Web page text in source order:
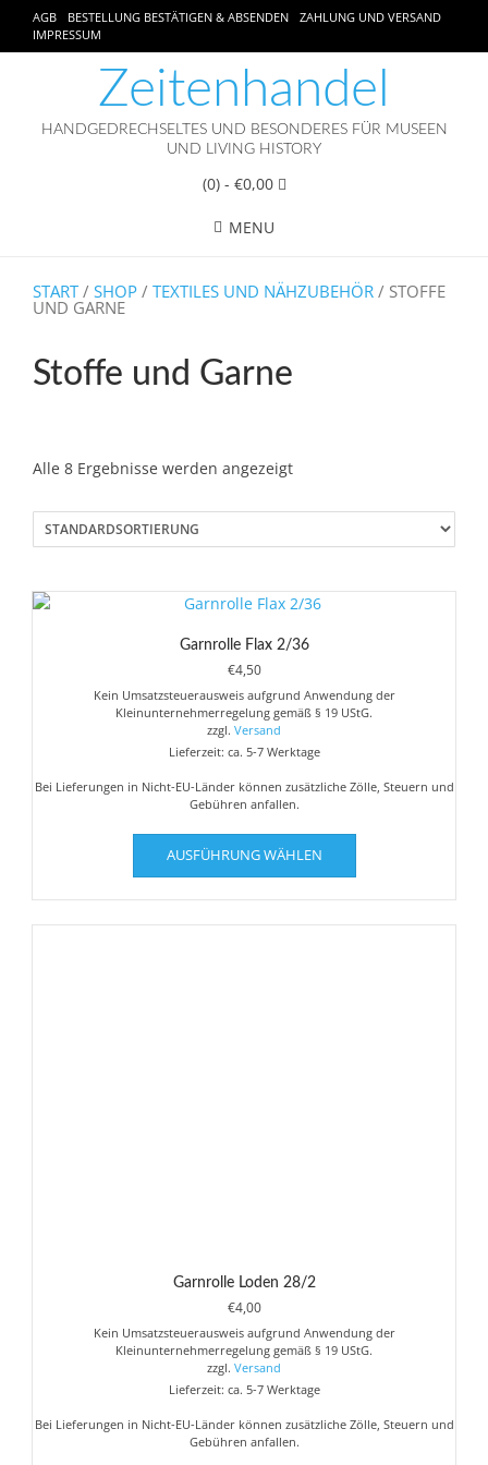
AGB BESTELLUNG BESTÄTIGEN & ABSENDEN
ZAHLUNG UND VERSAND
IMPRESSUM
Zeitenhandel
HANDGEDRECHSELTES UND BESONDERES FÜR MUSEEN
UND LIVING HISTORY
(0)- €0,00
MENU
START/ SHOP / TEXTILES UND NÄHZUBEHÖR / STOFFE
UND GARNE
Stoffe und Garne
Alle 8 Ergebnisse werden angezeigt
Garnrolle Flax 2/36
€4,50
Kein Umsatzsteuerausweis aufgrund Anwendung der
Kleinunternehmerregelung gemäß § 19 UStG.
zzgl. Versand
Lieferzeit: ca. 5-7 Werktage
Bei Lieferungen in Nicht-EU-Länder können zusätzliche Zölle, Steuern und
Gebühren anfallen.
AUSFÜHRUNG WÄHLEN
Dieses
weist
mehrere
Varianten
Garnrolle Loden 28/2
€4,00
Kein Umsatzsteuerausweis aufgrund Anwendung der
Kleinunternehmerregelung gemäß § 19 UStG.
zzgl. Versand
Lieferzeit: ca. 5-7 Werktage
Bei Lieferungen in Nicht-EU-Länder können zusätzliche Zölle, Steuern und
Gebühren anfallen.